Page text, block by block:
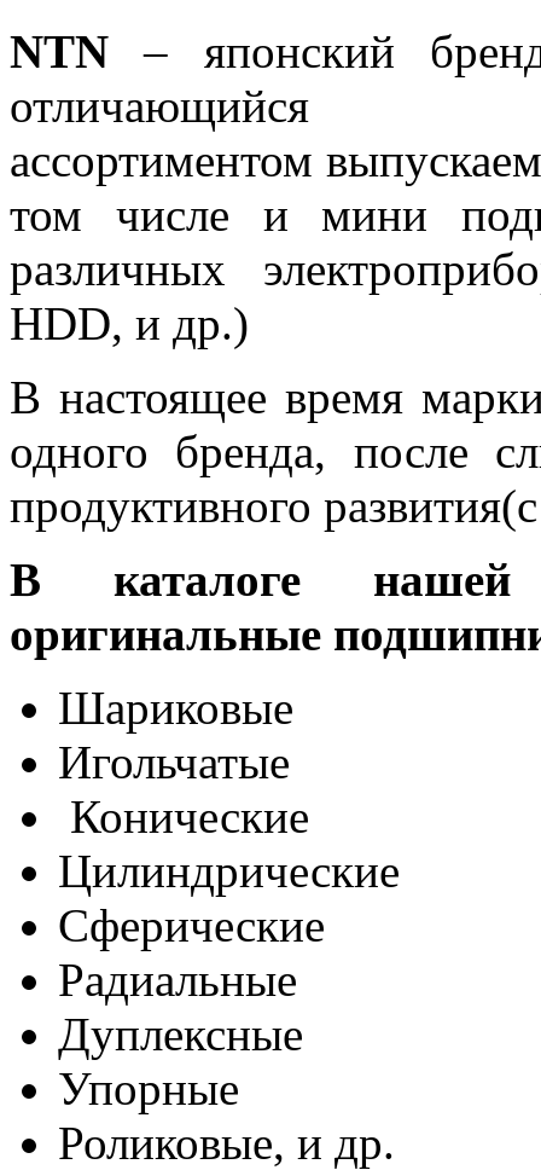
NTN – японский
отличающийся
ассортиментом
том числе и мини
различных
HDD, и др.)
В настоящее время
одного бренда, после
продуктивного
В каталоге
оригинальные
Шариковые
Игольчатые
Конические
Цилиндрические
Сферические
Радиальные
Дуплексные
Упорные
Роликовые, и др.